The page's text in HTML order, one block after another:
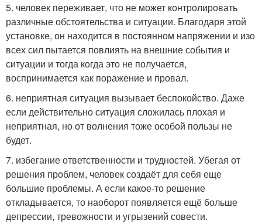
5. человек переживает, что не может контролировать
различные обстоятельства и ситуации. Благодаря этой
установке, он находится в постоянном напряжении и изо
всех сил пытается повлиять на внешние события и
ситуации и тогда когда это не получается,
воспринимается как поражение и провал.
6. неприятная ситуация вызывает беспокойство. Даже
если действительно ситуация сложилась плохая и
неприятная, но от волнения тоже особой пользы не
будет.
7. избегание ответственности и трудностей. Убегая от
решения проблем, человек создаёт для себя еще
большие проблемы. А если какое-то решение
откладывается, то наоборот появляется ещё больше
депрессии, тревожности и угрызений совести.